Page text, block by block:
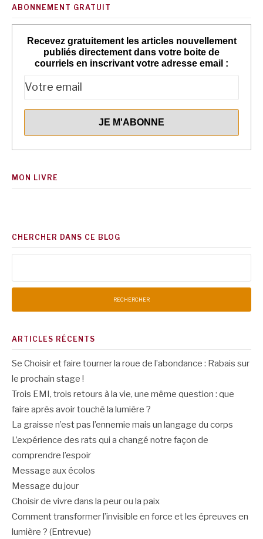
ABONNEMENT GRATUIT
Recevez gratuitement les articles nouvellement
publiés directement dans votre boite de
courriels en inscrivant votre adresse email :
MON LIVRE
CHERCHER DANS CE BLOG
ARTICLES RÉCENTS
Se Choisir et faire tourner la roue de l’abondance : Rabais sur
le prochain stage !
Trois EMI, trois retours à la vie, une même question : que
faire après avoir touché la lumière ?
La graisse n’est pas l’ennemie mais un langage du corps
L’expérience des rats qui a changé notre façon de
comprendre l’espoir
Message aux écolos
Message du jour
Choisir de vivre dans la peur ou la paix
Comment transformer l’invisible en force et les épreuves en
lumière ? (Entrevue)